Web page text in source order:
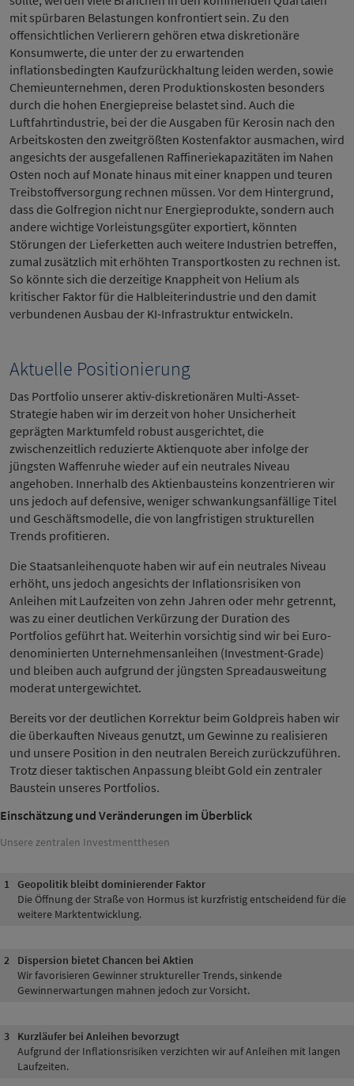
mit spürbaren Belastungen konfrontiert sein. Zu den
offensichtlichen Verlierern gehören etwa diskretionäre
Konsumwerte, die unter der zu erwartenden
inflationsbedingten Kaufzurückhaltung leiden werden, sowie
Chemieunternehmen, deren Produktionskosten besonders
durch die hohen Energiepreise belastet sind. Auch die
Luftfahrtindustrie, bei der die Ausgaben für Kerosin nach den
Arbeitskosten den zweitgrößten Kostenfaktor ausmachen, wird
angesichts der ausgefallenen Raffineriekapazitäten im Nahen
Osten noch auf Monate hinaus mit einer knappen und teuren
Treibstoffversorgung rechnen müssen. Vor dem Hintergrund,
dass die Golfregion nicht nur Energieprodukte, sondern auch
andere wichtige Vorleistungsgüter exportiert, könnten
Störungen der Lieferketten auch weitere Industrien betreffen,
zumal zusätzlich mit erhöhten Transportkosten zu rechnen ist.
So könnte sich die derzeitige Knappheit von Helium als
kritischer Faktor für die Halbleiterindustrie und den damit
verbundenen Ausbau der KI-Infrastruktur entwickeln.
Aktuelle Positionierung
Das Portfolio unserer aktiv-diskretionären Multi-Asset-
Strategie haben wir im derzeit von hoher Unsicherheit
geprägten Marktumfeld robust ausgerichtet, die
zwischenzeitlich reduzierte Aktienquote aber infolge der
jüngsten Waffenruhe wieder auf ein neutrales Niveau
angehoben. Innerhalb des Aktienbausteins konzentrieren wir
uns jedoch auf defensive, weniger schwankungsanfällige Titel
und Geschäftsmodelle, die von langfristigen strukturellen
Trends profitieren.
Die Staatsanleihenquote haben wir auf ein neutrales Niveau
erhöht, uns jedoch angesichts der Inflationsrisiken von
Anleihen mit Laufzeiten von zehn Jahren oder mehr getrennt,
was zu einer deutlichen Verkürzung der Duration des
Portfolios geführt hat. Weiterhin vorsichtig sind wir bei Euro-
denominierten Unternehmensanleihen (Investment-Grade)
und bleiben auch aufgrund der jüngsten Spreadausweitung
moderat untergewichtet.
Bereits vor der deutlichen Korrektur beim Goldpreis haben wir
die überkauften Niveaus genutzt, um Gewinne zu realisieren
und unsere Position in den neutralen Bereich zurückzuführen.
Trotz dieser taktischen Anpassung bleibt Gold ein zentraler
Baustein unseres Portfolios.
Einschätzung und Veränderungen im Überblick
Unsere zentralen Investmentthesen
1 Geopolitik bleibt dominierender Faktor
Die Öffnung der Straße von Hormus ist kurzfristig entscheidend für die
weitere Marktentwicklung.
2
Dispersion bietet Chancen bei Aktien
Wir favorisieren Gewinner struktureller Trends, sinkende
Gewinnerwartungen mahnen jedoch zur Vorsicht.
3
Kurzläufer bei Anleihen bevorzugt
Aufgrund der Inflationsrisiken verzichten wir auf Anleihen mit langen
Laufzeiten.